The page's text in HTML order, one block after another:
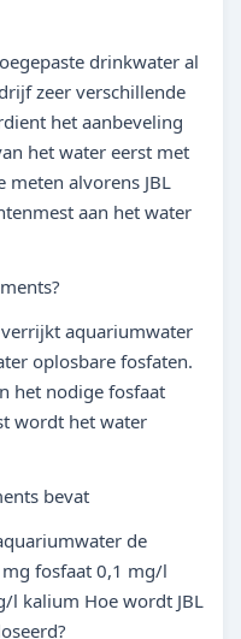
drinkwater al
zeer verschillende
het aanbeveling
het water eerst met
meten alvorens JBL
aan het water
verrijkt aquariumwater
oplosbare fosfaten.
het nodige fosfaat
wordt het water
bevat
de
fosfaat 0,1 mg/l
kalium Hoe wordt JBL